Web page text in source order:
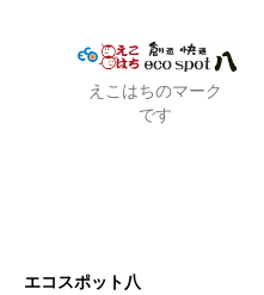
えこはちのマーク
です
エコスポット八